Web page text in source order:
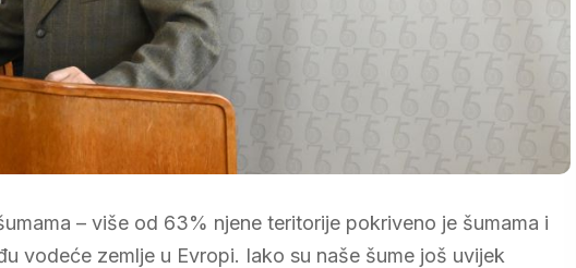
– više od 63% njene teritorije pokriveno je šumama i
vodeće zemlje u Evropi. Iako su naše šume još uvijek